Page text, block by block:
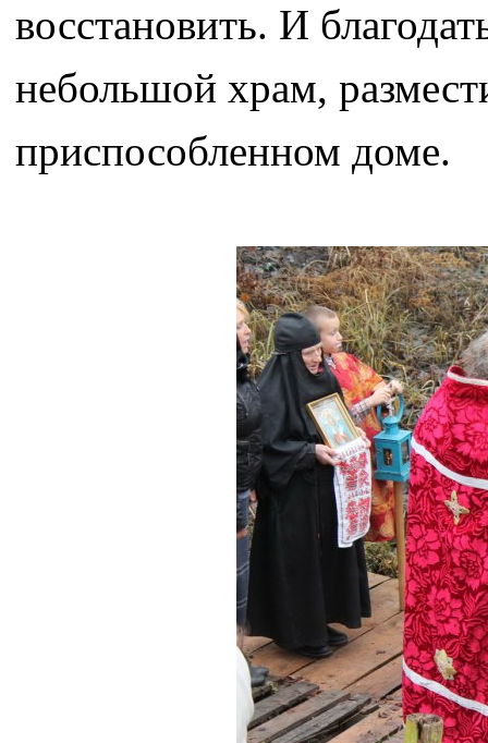
восстановить. И
небольшой храм,
приспособленном доме.